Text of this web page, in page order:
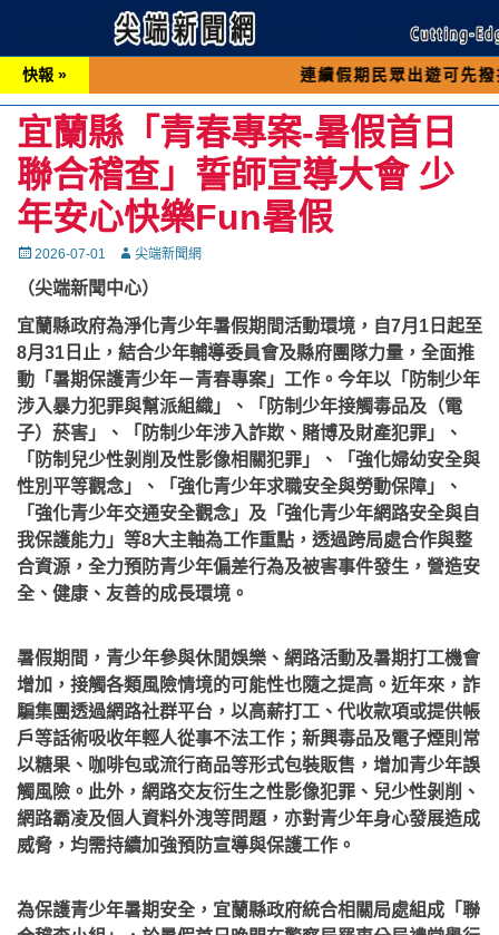
快報 » 連續假期民眾出遊可先撥打交通 「
宜蘭縣「青春專案-暑假首日
聯合稽查」誓師宣導大會 少
年安心快樂Fun暑假
Posted
2026-07-01 Autor尖端新聞網
（尖端新聞中心）
宜蘭縣政府為淨化青少年暑假期間活動環境，自7月1日起至
8月31日止，結合少年輔導委員會及縣府團隊力量，全面推
動「暑期保護青少年－青春專案」工作。今年以「防制少年
涉入暴力犯罪與幫派組織」、「防制少年接觸毒品及（電
子）菸害」、「防制少年涉入詐欺、賭博及財產犯罪」、
「防制兒少性剝削及性影像相關犯罪」、「強化婦幼安全與
性別平等觀念」、「強化青少年求職安全與勞動保障」、
「強化青少年交通安全觀念」及「強化青少年網路安全與自
我保護能力」等8大主軸為工作重點，透過跨局處合作與整
合資源，全力預防青少年偏差行為及被害事件發生，營造安
全、健康、友善的成長環境。
暑假期間，青少年參與休閒娛樂、網路活動及暑期打工機會
增加，接觸各類風險情境的可能性也隨之提高。近年來，詐
騙集團透過網路社群平台，以高薪打工、代收款項或提供帳
戶等話術吸收年輕人從事不法工作；新興毒品及電子煙則常
以糖果、咖啡包或流行商品等形式包裝販售，增加青少年誤
觸風險。此外，網路交友衍生之性影像犯罪、兒少性剝削、
網路霸凌及個人資料外洩等問題，亦對青少年身心發展造成
威脅，均需持續加強預防宣導與保護工作。
為保護青少年暑期安全，宜蘭縣政府統合相關局處組成「聯